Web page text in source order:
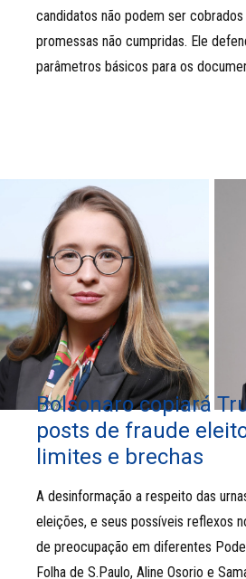
candidatos não podem ser
promessas não cumpridas. Ele
parâmetros básicos para os
Bolsonaro copiará
posts de fraude
limites e brechas
A desinformação a respeito das
eleições, e seus possíveis reflexos
de preocupação em diferentes
Folha de S.Paulo, Aline Osorio e